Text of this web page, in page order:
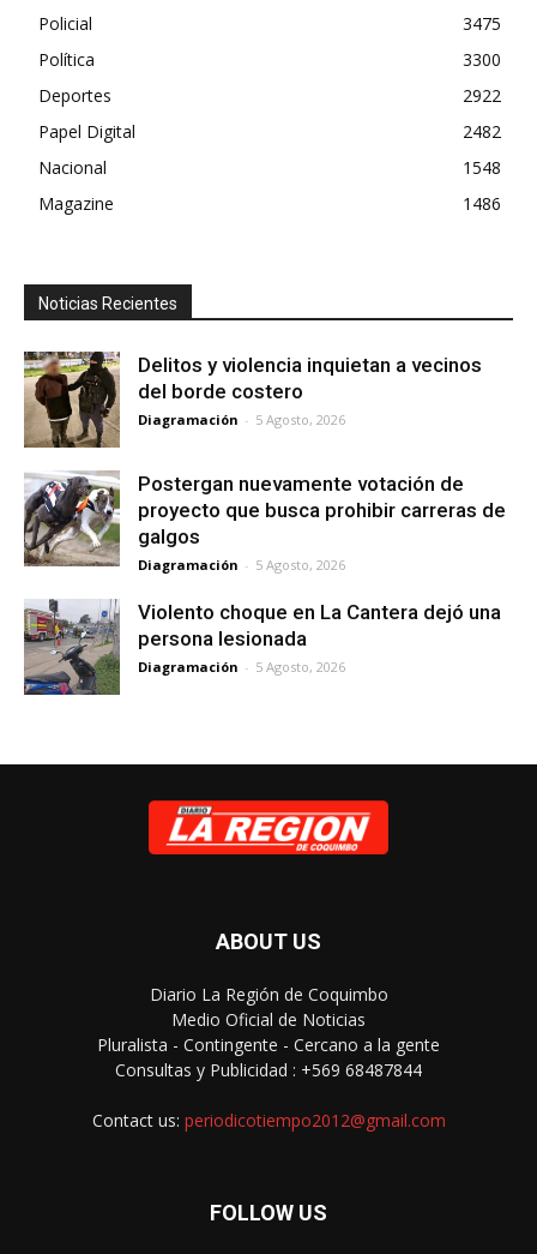
Policial
3475
Política
3300
Deportes
2922
Papel Digital
2482
Nacional
1548
Magazine
1486
Noticias Recientes
Delitos y violencia inquietan a vecinos
del borde costero
Diagramación - 5 Agosto, 2026
Postergan nuevamente votación de
proyecto que busca prohibir carreras de
galgos
Diagramación - 5 Agosto, 2026
Violento choque en La Cantera dejó una
persona lesionada
Diagramación - 5 Agosto, 2026
ABOUT US
Diario La Región de Coquimbo
Medio Oficial de Noticias
Pluralista - Contingente - Cercano a la gente
Consultas y Publicidad : +569 68487844
Contact us: periodicotiempo2012@gmail.com
FOLLOW US